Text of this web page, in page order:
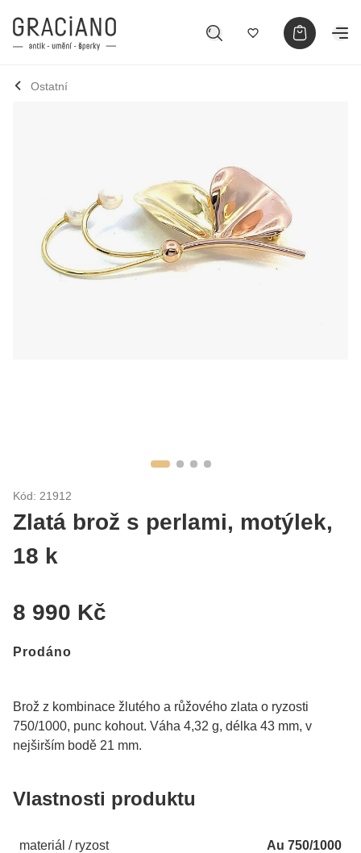
Ostatní
Kód: 21912
Zlatá brož s perlami, motýlek,
18 k
8 990 Kč
Prodáno
Brož z kombinace žlutého a růžového zlata o ryzosti
750/1000, punc kohout. Váha 4,32 g, délka 43 mm, v
nejširším bodě 21 mm.
Vlastnosti produktu
materiál / ryzost Au 750/1000